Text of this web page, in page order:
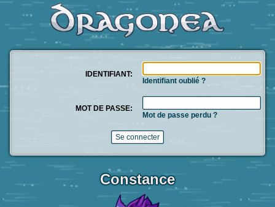
IDENTIFIANT:
Identifiant oublié ?
MOT DE PASSE:
Mot de passe perdu ?
Constance